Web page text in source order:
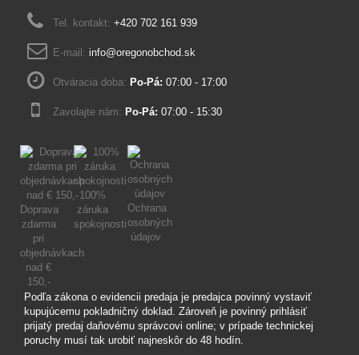
Podľa zákona o evidencii predaja je predajca povinný vystaviť
kupujúcemu pokladničný doklad. Zároveň je povinný prihlásiť
prijatý predaj daňovému správcovi online; v prípade technickej
poruchy musí tak urobiť najneskôr do 48 hodín.
Tel. kontakt: +420 702 161 939
E-mail: info@oregonobchod.sk
Otváracia doba: Po-Pá: 07:00 - 17:00
Zavolajte nám: Po-Pá: 07:00 - 15:30
Doprava
zdarma
pri
objednávkach
nad €
150,-
100%
záruka
spokojnosti
Ochrana
osobných
údajov